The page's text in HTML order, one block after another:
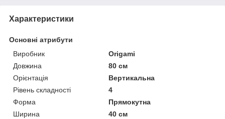
Характеристики
Основні атрибути
Виробник
Origami
Довжина
80 см
Орієнтація
Вертикальна
Рівень складності
4
Форма
Прямокутна
Ширина
40 см